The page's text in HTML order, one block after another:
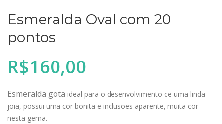
Esmeralda Oval com 20
pontos
R$160,00
Esmeralda gota ideal para o desenvolvimento de uma linda
joia, possui uma cor bonita e inclusões aparente, muita cor
nesta gema.